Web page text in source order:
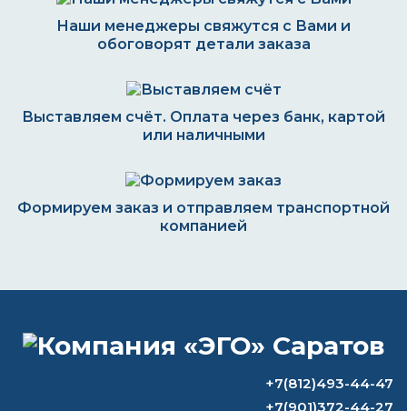
Наши менеджеры свяжутся с Вами и
обоговорят детали заказа
Выставляем счёт. Оплата через банк, картой
или наличными
Формируем заказ и отправляем транспортной
компанией
Как правильно наносить краску с+7(812)493-44-47
+7(901)372-44-27